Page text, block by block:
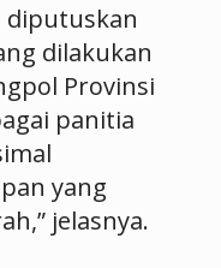
diputuskan
dilakukan
Provinsi
panitia
yang
jelasnya.